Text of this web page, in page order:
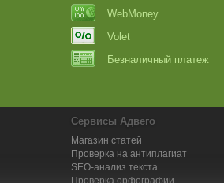
WebMoney
Volet
Безналичный платеж
Сервисы Адвего
Магазин статей
Проверка на антиплагиат
SEO-анализ текста
Проверка орфографии